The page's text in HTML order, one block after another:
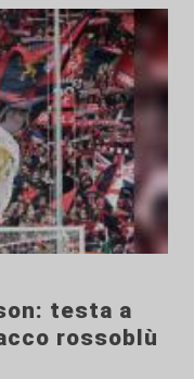
testa a
rossoblù